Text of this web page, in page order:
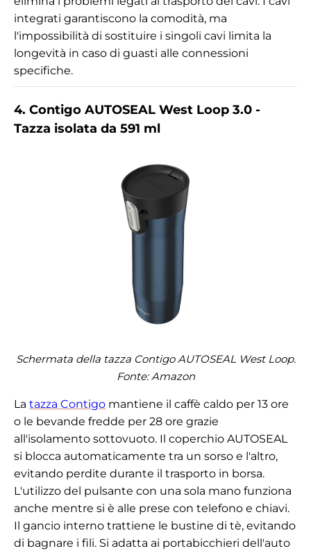
integrati garantiscono la comodità, ma
l'impossibilità di sostituire i singoli cavi limita la
longevità in caso di guasti alle connessioni
specifiche.
4. Contigo AUTOSEAL West Loop 3.0 -
Tazza isolata da 591 ml
Schermata della tazza Contigo AUTOSEAL West Loop.
Fonte: Amazon
La tazza Contigo mantiene il caffè caldo per 13 ore
o le bevande fredde per 28 ore grazie
all'isolamento sottovuoto. Il coperchio AUTOSEAL
si blocca automaticamente tra un sorso e l'altro,
evitando perdite durante il trasporto in borsa.
L'utilizzo del pulsante con una sola mano funziona
anche mentre si è alle prese con telefono e chiavi.
Il gancio interno trattiene le bustine di tè, evitando
di bagnare i fili. Si adatta ai portabicchieri dell'auto